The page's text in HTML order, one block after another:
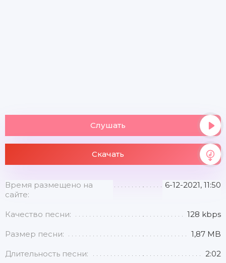
Слушать
Скачать
Время размещено на
сайте:
6-12-2021, 11:50
Качество песни: 128 kbps
Размер песни: 1,87 MB
Длительность песни: 2:02